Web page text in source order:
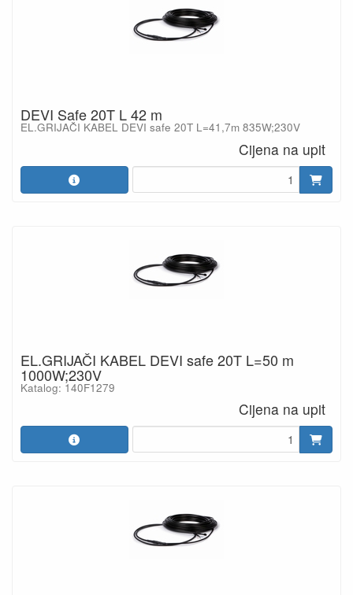
DEVI Safe 20T L 42 m
EL.GRIJAČI KABEL DEVI safe 20T L=41,7m 835W;230V
Cijena na upit
EL.GRIJAČI KABEL DEVI safe 20T L=50 m
1000W;230V
Katalog: 140F1279
Cijena na upit